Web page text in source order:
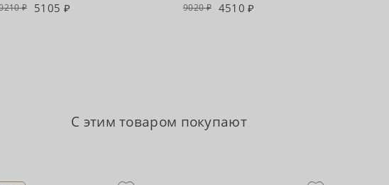
5105 9020 4510
С этим товаром покупают